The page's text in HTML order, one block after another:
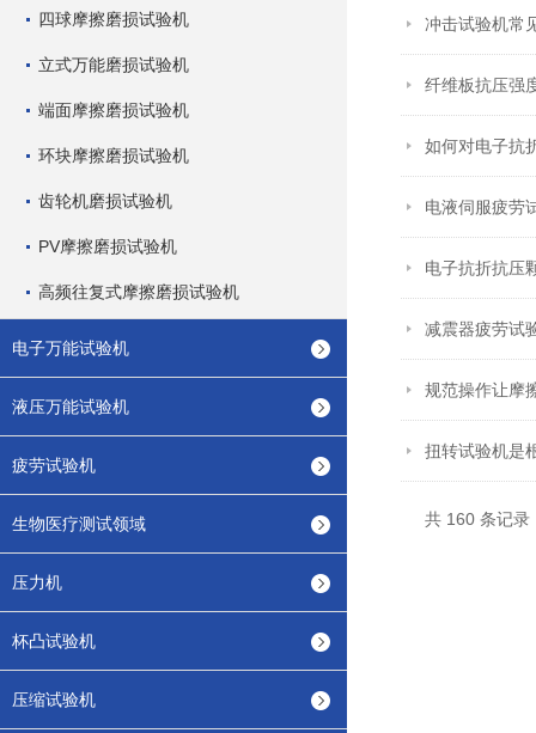
四球摩擦磨损试验机
立式万能磨损试验机
端面摩擦磨损试验机
环块摩擦磨损试验机
齿轮机磨损试验机
PV摩擦磨损试验机
高频往复式摩擦磨损试验机
电子万能试验机
液压万能试验机
疲劳试验机
生物医疗测试领域
压力机
杯凸试验机
压缩试验机
冲击试验机常
纤维板抗压强
如何对电子抗
电液伺服疲劳
电子抗折抗压
减震器疲劳试
规范操作让摩
扭转试验机是
共 160 条记